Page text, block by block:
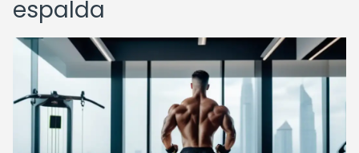
espalda